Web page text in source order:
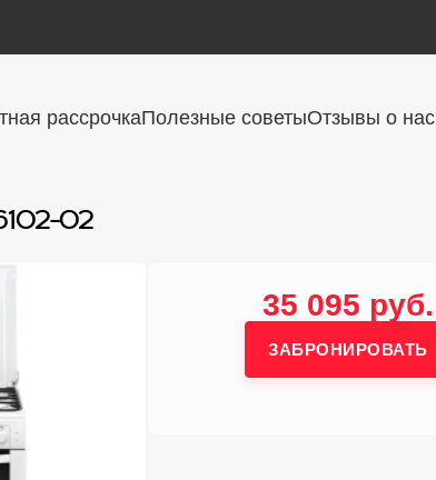
рассрочкаПолезные советыОтзывы о нас
02
35 095 руб.
ЗАБРОНИРОВАТЬ